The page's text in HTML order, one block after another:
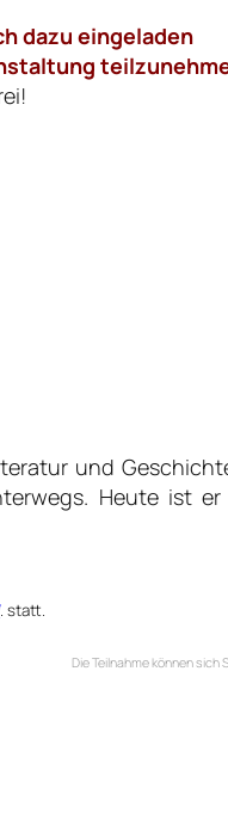
dazu eingeladen
und
Heute ist
. statt.
Die Teilnahme können sich